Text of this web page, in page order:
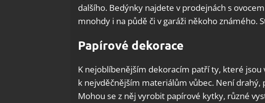
dalšího. Bedýnky najdete v prodejnách s
mnohdy i na půdě či v garáži někoho známého.
Papírové dekorace
K nejoblíbenějším dekoracím patří ty, které
k nejvděčnějším materiálům vůbec. Není drahý,
Mohou se z něj vyrobit papírové kytky, různé